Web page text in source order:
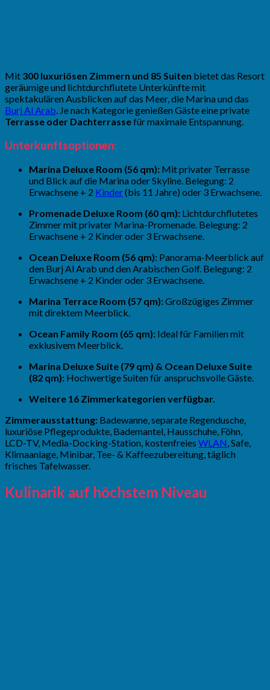
Mit 300 luxuriösen Zimmern und 85 Suiten bietet das Resort
geräumige und lichtdurchflutete Unterkünfte mit
spektakulären Ausblicken auf das Meer, die Marina und das
Burj Al Arab. Je nach Kategorie genießen Gäste eine private
Terrasse oder Dachterrassefür maximale Entspannung.
Unterkunftsoptionen:
Marina Deluxe Room (56 qm): Mit privater Terrasse
und Blick auf die Marina oder Skyline. Belegung: 2
Erwachsene + 2 Kinder(bis 11 Jahre) oder 3 Erwachsene.
Promenade Deluxe Room (60 qm): Lichtdurchflutetes
Zimmer mit privater Marina-Promenade. Belegung: 2
Erwachsene + 2 Kinder oder 3 Erwachsene.
Ocean Deluxe Room (56 qm): Panorama-Meerblick auf
den Burj Al Arab und den Arabischen Golf. Belegung: 2
Erwachsene + 2 Kinder oder 3 Erwachsene.
Marina Terrace Room (57 qm):Großzügiges Zimmer
mit direktem Meerblick.
Ocean Family Room (65 qm): Ideal für Familien mit
exklusivem Meerblick.
Marina Deluxe Suite (79 qm) & Ocean Deluxe Suite
(82 qm): Hochwertige Suiten für anspruchsvolle Gäste.
Weitere 16 Zimmerkategorien verfügbar.
Zimmerausstattung: Badewanne, separate Regendusche,
luxuriöse Pflegeprodukte, Bademantel, Hausschuhe, Föhn,
LCD-TV, Media-Docking-Station, kostenfreies WLAN, Safe,
Klimaanlage, Minibar, Tee- & Kaffeezubereitung, täglich
frisches Tafelwasser.
Kulinarik auf höchstem Niveau